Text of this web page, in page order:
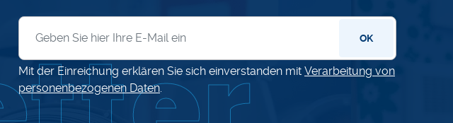
OK
Mit der Einreichung erklären Sie sich einverstanden mit Verarbeitung von
personenbezogenen Daten.